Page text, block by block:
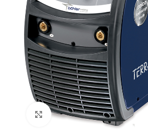
Click to enlarge